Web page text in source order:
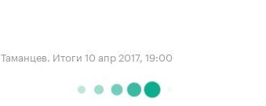
Таманцев. Итоги 10 апр 2017, 19:00